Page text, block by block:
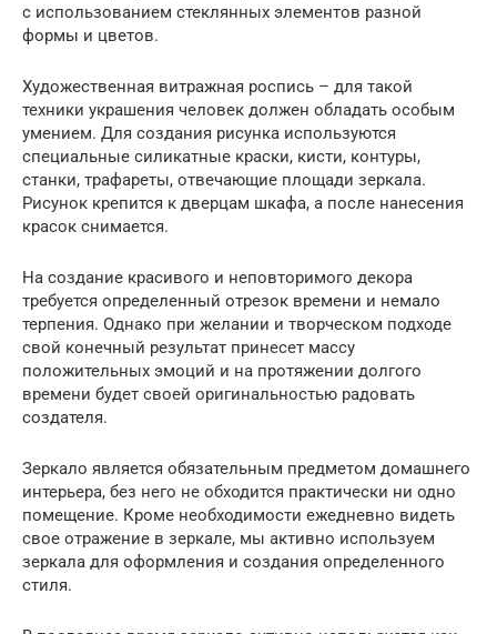
с использованием стеклянных элементов разной
формы и цветов.
Художественная витражная роспись – для такой
техники украшения человек должен обладать особым
умением. Для создания рисунка используются
специальные силикатные краски, кисти, контуры,
станки, трафареты, отвечающие площади зеркала.
Рисунок крепится к дверцам шкафа, а после нанесения
красок снимается.
На создание красивого и неповторимого декора
требуется определенный отрезок времени и немало
терпения. Однако при желании и творческом подходе
свой конечный результат принесет массу
положительных эмоций и на протяжении долгого
времени будет своей оригинальностью радовать
создателя.
Зеркало является обязательным предметом домашнего
интерьера, без него не обходится практически ни одно
помещение. Кроме необходимости ежедневно видеть
свое отражение в зеркале, мы активно используем
зеркала для оформления и создания определенного
стиля.